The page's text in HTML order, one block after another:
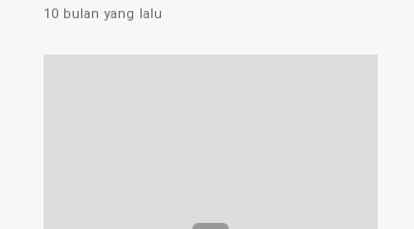
10 bulan yang lalu